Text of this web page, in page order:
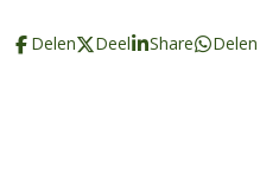
Delen Deel Share Delen